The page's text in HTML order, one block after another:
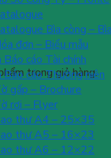
trong giỏ hàng.
Bìa còng –
đơn – Biểu mẫu
Báo cáo Tài chính
Báo cáo Thường niên
gấp – Brochure
rơi – Flyer
thư A4 – 25×35
thư A5 – 16×23
thư A6 – 12×22